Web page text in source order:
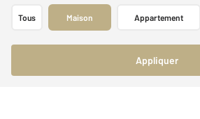
Tous Maison Appartement
Appliquer